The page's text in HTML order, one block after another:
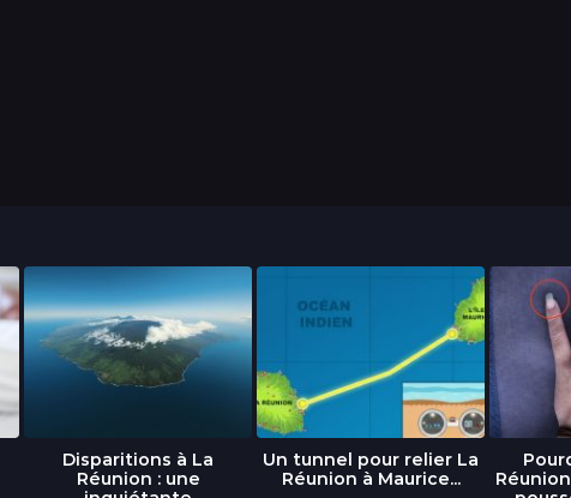
Disparitions à La
Réunion : une
Un tunnel pour relier La
Réunion à Maurice...